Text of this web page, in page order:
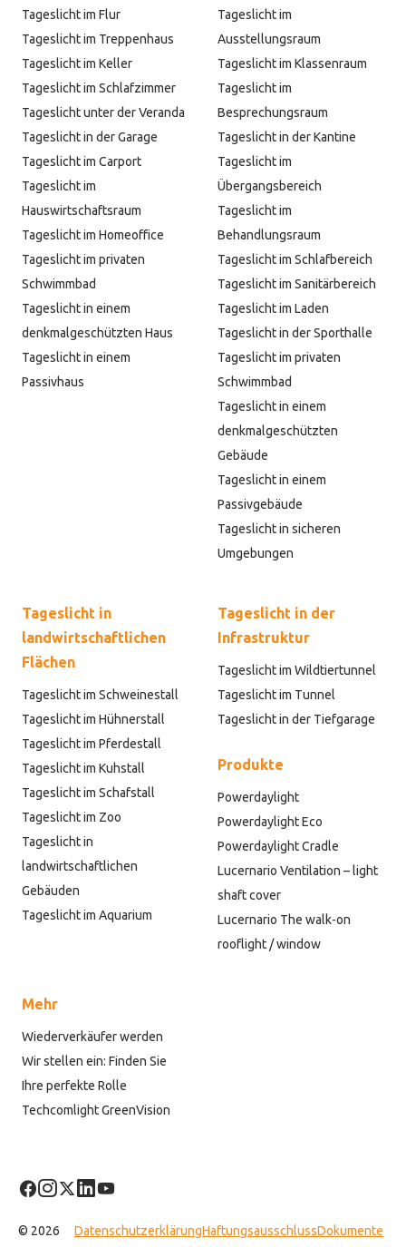
Tageslicht im Flur
Tageslicht im Treppenhaus
Tageslicht im Keller
Tageslicht im Schlafzimmer
Tageslicht unter der Veranda
Tageslicht in der Garage
Tageslicht im Carport
Tageslicht im
Hauswirtschaftsraum
Tageslicht im Homeoffice
Tageslicht im privaten
Schwimmbad
Tageslicht in einem
denkmalgeschützten Haus
Tageslicht in einem
Passivhaus
Tageslicht im
Ausstellungsraum
Tageslicht im Klassenraum
Tageslicht im
Besprechungsraum
Tageslicht in der Kantine
Tageslicht im
Übergangsbereich
Tageslicht im
Behandlungsraum
Tageslicht im Schlafbereich
Tageslicht im Sanitärbereich
Tageslicht im Laden
Tageslicht in der Sporthalle
Tageslicht im privaten
Schwimmbad
Tageslicht in einem
denkmalgeschützten
Gebäude
Tageslicht in einem
Passivgebäude
Tageslicht in sicheren
Umgebungen
Tageslicht in
landwirtschaftlichen
Flächen
Tageslicht im Schweinestall
Tageslicht im Hühnerstall
Tageslicht im Pferdestall
Tageslicht im Kuhstall
Tageslicht im Schafstall
Tageslicht im Zoo
Tageslicht in
landwirtschaftlichen
Gebäuden
Tageslicht im Aquarium
Tageslicht in der
Infrastruktur
Tageslicht im Wildtiertunnel
Tageslicht im Tunnel
Tageslicht in der Tiefgarage
Produkte
Powerdaylight
Powerdaylight Eco
Powerdaylight Cradle
Lucernario Ventilation – light
shaft cover
Lucernario The walk-on
rooflight / window
Mehr
Wiederverkäufer werden
Wir stellen ein: Finden Sie
Ihre perfekte Rolle
Techcomlight GreenVision
© 2026 DatenschutzerklärungHaftungsausschlussDokumente